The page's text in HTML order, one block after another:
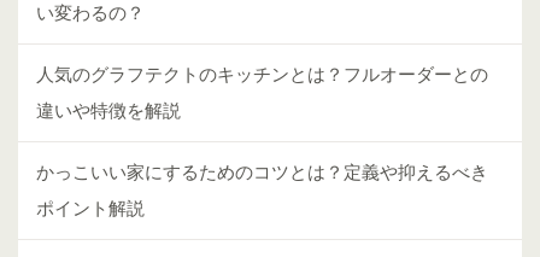
い変わるの？
人気のグラフテクトのキッチンとは？フルオーダーとの
違いや特徴を解説
かっこいい家にするためのコツとは？定義や抑えるべき
ポイント解説